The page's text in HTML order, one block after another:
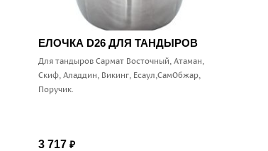
ЕЛОЧКА D26 ДЛЯ ТАНДЫРОВ
Для тандыров Сармат Восточный, Атаман,
Скиф, Аладдин, Викинг, Есаул,СамОбжар,
Поручик.
3 717 ₽